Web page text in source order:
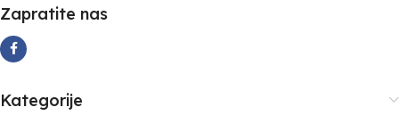
Zapratite nas
Kategorije